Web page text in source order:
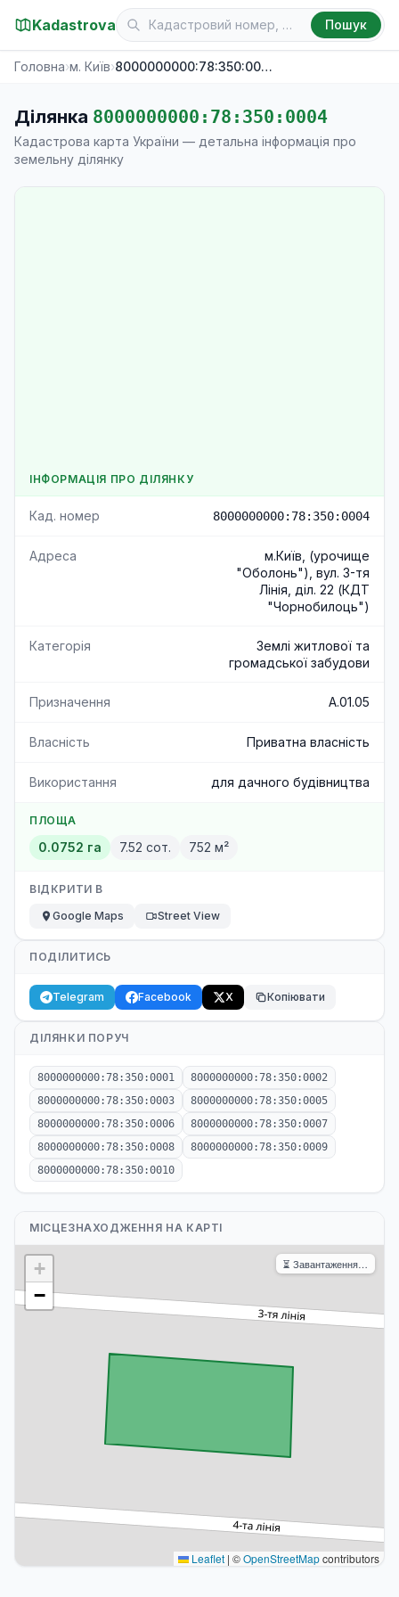
Kadastrova Пошук
Головна›м. Київ› 8000000000:78:350:0004
Ділянка 8000000000:78:350:0004
Кадастрова карта України — детальна інформація про
земельну ділянку
ІНФОРМАЦІЯ ПРО ДІЛЯНКУ
Кад. номер 8000000000:78:350:0004
Адреса
м.Київ, (урочище
"Оболонь"), вул. 3-тя
Лінія, діл. 22 (КДТ
"Чорнобилоць")
Категорія
Землі житлової та
громадської забудови
Призначення A.01.05
Власність Приватна власність
Використання для дачного будівництва
ПЛОЩА
0.0752 га 7.52 сот. 752 м²
ВІДКРИТИ В
Google Maps
Street View
ПОДІЛИТИСЬ
Telegram Facebook X Копіювати
ДІЛЯНКИ ПОРУЧ
8000000000:78:350:0001
8000000000:78:350:0002
8000000000:78:350:0003
8000000000:78:350:0005
8000000000:78:350:0006
8000000000:78:350:0007
8000000000:78:350:0008
8000000000:78:350:0009
8000000000:78:350:0010
МІСЦЕЗНАХОДЖЕННЯ НА КАРТІ
+
−
⏳ Завантаження…
Leaflet | ©OpenStreetMapcontributors